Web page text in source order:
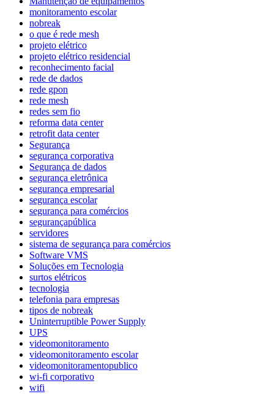
monitoramento escolar
nobreak
o que é rede mesh
projeto elétrico
projeto elétrico residencial
reconhecimento facial
rede de dados
rede gpon
rede mesh
redes sem fio
reforma data center
retrofit data center
Segurança
segurança corporativa
Segurança de dados
segurança eletrônica
segurança empresarial
segurança escolar
segurança para comércios
segurançapública
servidores
sistema de segurança para comércios
Software VMS
Soluções em Tecnologia
surtos elétricos
tecnologia
telefonia para empresas
tipos de nobreak
Uninterruptible Power Supply
UPS
videomonitoramento
videomonitoramento escolar
videomonitoramentopublico
wi-fi corporativo
wifi